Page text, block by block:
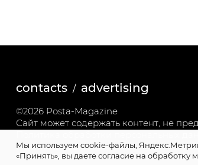
contacts advertising
©2026 Posta-Magazine
Сайт может содержать контент, не
Политика cookie
Мы используем cookie-файлы,
«Принять», вы даете согласие на обработку